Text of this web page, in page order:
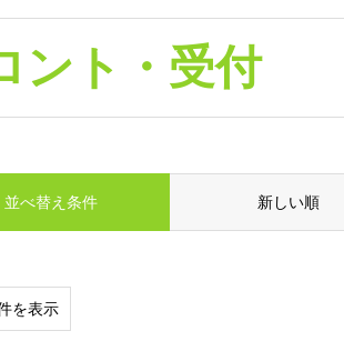
ント・受付
並べ替え条件 新しい順
を表示